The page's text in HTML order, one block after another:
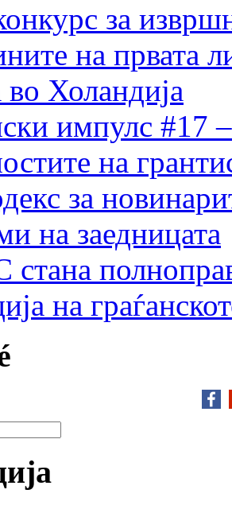
за
на првата
во Холандија
импулс #17
на
за
на заедницата
на